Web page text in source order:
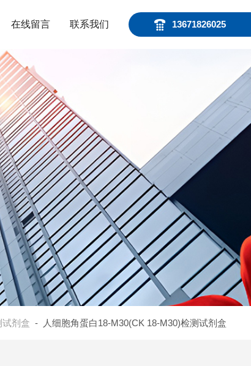
13671826025
在线留言 联系我们
试剂盒 - 人细胞角蛋白18-M30(CK 18-M30)检测试剂盒